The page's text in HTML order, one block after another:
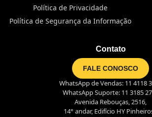
Política de Privacidade
Política de Segurança da Informação
Contato
FALE CONOSCO
WhatsApp de Vendas: 11 4118
WhatsApp Suporte: 11 3185
Avenida Rebouças, 2516,
14° andar, Edifício HY